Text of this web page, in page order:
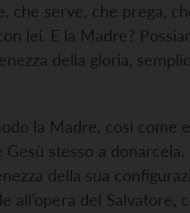
che serve, che prega,
lei. E la Madre?
della gloria,
la Madre, così come
stesso a
della sua
del Salvatore,